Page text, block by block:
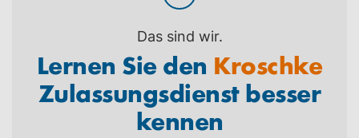
Das sind wir.
Lernen Sie den Kroschke
Zulassungsdienst besser
kennen